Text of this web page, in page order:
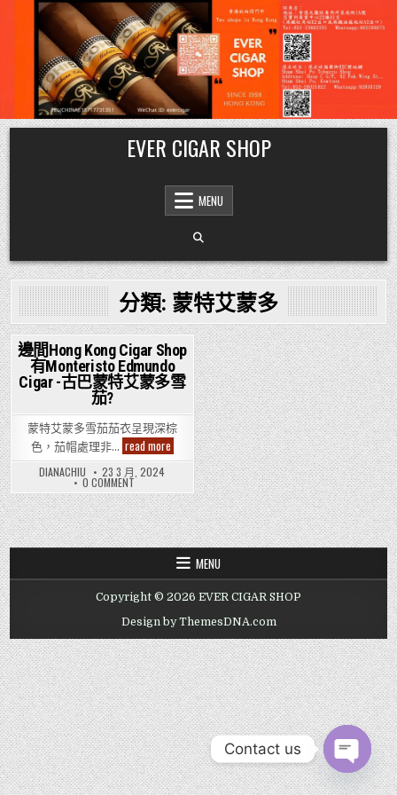
Skip
to
content
EVER CIGAR SHOP
MENU
分類: 蒙特艾蒙多
Posted
in
邊間Hong Kong Cigar Shop
有Monteristo Edmundo
Cigar -古巴蒙特艾蒙多雪
茄?
蒙特艾蒙多雪茄茄衣呈現深棕
色，茄帽處理非… read more邊
間
Cigar
Shop
有
Monteristo
Edmundo
Cigar
古
巴
蒙
特
艾
蒙
多
雪
茄?
DIANACHIU 23 3 月, 2024
0 COMMENTON
邊
間
HONG
KONG
CIGAR
SHOP
MONTERISTO
EDMUNDO
-
巴
蒙
特
艾
蒙
多
雪
茄?
MENU
Copyright © 2026 EVER CIGAR SHOP
Design by ThemesDNA.com
Contact us
OPEN